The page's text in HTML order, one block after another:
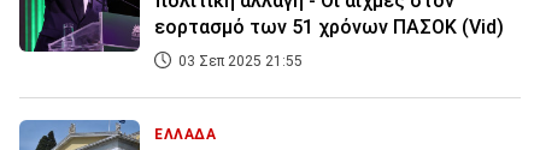
εορτασμό των 51 χρόνων ΠΑΣΟΚ (Vid)
03 Σεπ 2025 21:55
ΕΛΛΑΔΑ